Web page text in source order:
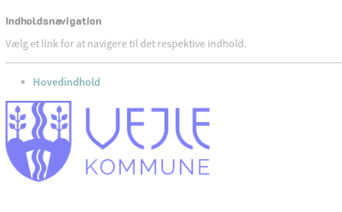
Indholdsnavigation
Vælg et link for at navigere til det respektive indhold.
gå til
Hovedindhold